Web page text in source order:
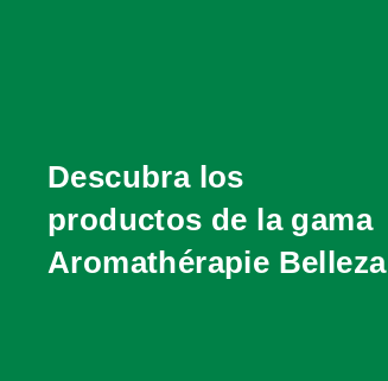
Descubra los
productos de la gama
Aromathérapie Belleza